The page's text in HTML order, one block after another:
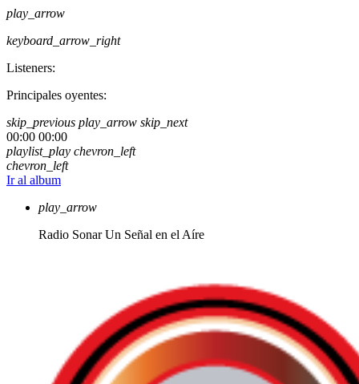
play_arrow
keyboard_arrow_right
Listeners:
Principales oyentes:
skip_previous play_arrow skip_next
00:00 00:00
playlist_play chevron_left
chevron_left
Ir al album
play_arrow
Radio Sonar Un Señal en el Aíre